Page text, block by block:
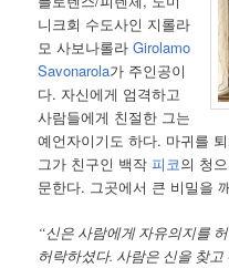
니크회 수도사인 지롤라
모 사보나롤라Girolamo
Savonarola가 주인공이
다. 자신에게 엄격하고
사람들에게 친절한 그는
예언자이기도 하다. 마귀를
그가 친구인 백작피코의 청
문한다. 그곳에서 큰 비밀을
“신은 사람에게 자유의지를
허락하셨다. 사람은 신을 찾